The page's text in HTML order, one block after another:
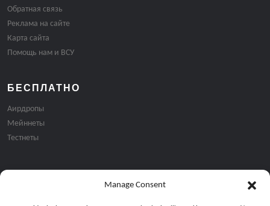
Manage Consent
Обратная связь
Реклама на сайте
Карта сайта
Помощь нам и ВСУ
БЕСПЛАТНО
Аирдропы
Мейннеты
Тестнеты